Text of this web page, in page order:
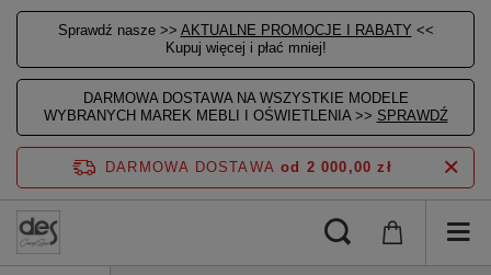
Sprawdź nasze >> AKTUALNE PROMOCJE I RABATY <<
Kupuj więcej i płać mniej!
DARMOWA DOSTAWA NA WSZYSTKIE MODELE
WYBRANYCH MAREK MEBLI I OŚWIETLENIA >> SPRAWDŹ
DARMOWA DOSTAWA od 2 000,00 zł